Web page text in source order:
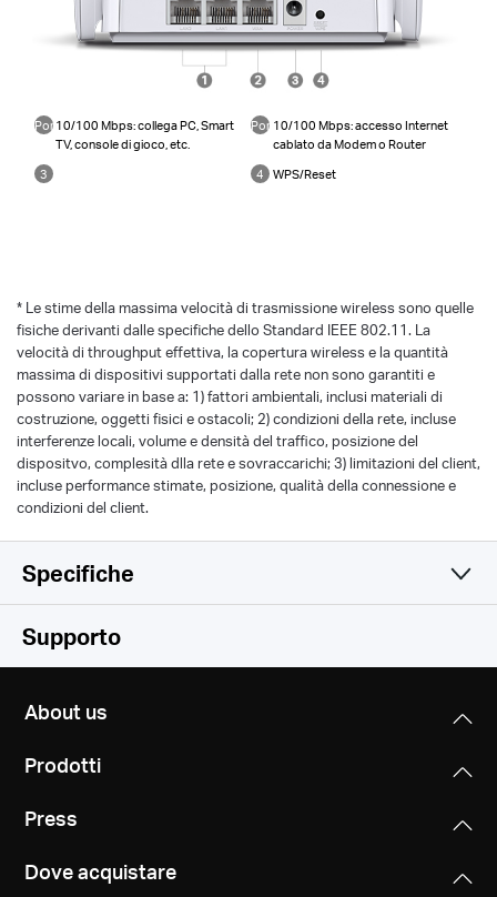
Porte
LAN
1
10/100 Mbps: collega PC, Smart
TV, console di gioco, etc.
Porta
WAN
2
10/100 Mbps: accesso Internet
cablato da Modem o Router
3
4 WPS/Reset
* Le stime della massima velocità di trasmissione wireless sono quelle
fisiche derivanti dalle specifiche dello Standard IEEE 802.11. La
velocità di throughput effettiva, la copertura wireless e la quantità
massima di dispositivi supportati dalla rete non sono garantiti e
possono variare in base a: 1) fattori ambientali, inclusi materiali di
costruzione, oggetti fisici e ostacoli; 2) condizioni della rete, incluse
interferenze locali, volume e densità del traffico, posizione del
dispositvo, complesità dlla rete e sovraccarichi; 3) limitazioni del client,
incluse performance stimate, posizione, qualità della connessione e
condizioni del client.
Specifiche
Wireless
300 Mbps (2.4 GHz) + 433 Mbps (5 GHz),
Reception Sensitivity
11g 6Mbps: -94dBm
11g 54Mbps: -77dBm
Router Mode, Range Extender Mode, Access Point
Dynamic IP/Static IP/PPPoE/L2TP/PPTP
4.5 × 3.7 × 1.0 in (114 × 94 × 26 mm)
Interfaces
• AC750 Wi-Fi Router (MR20)
Supporto
About us
Prodotti
Press
Dove acquistare